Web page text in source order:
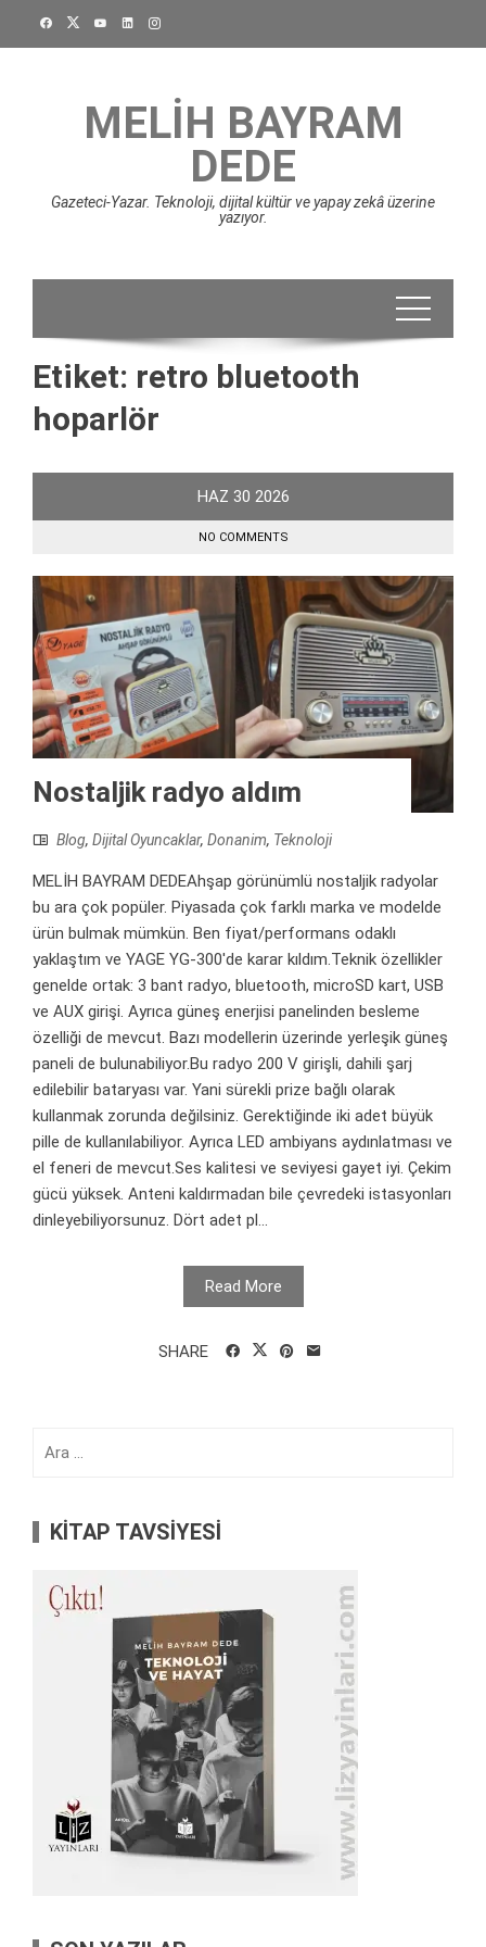
MELIH BAYRAM
DEDE
Gazeteci-Yazar. Teknoloji, dijital kültür ve yapay zekâ üzerine
yazıyor.
Etiket: retro bluetooth
hoparlör
HAZ 30 2026
NO COMMENTS
Nostaljik radyo aldım
Blog, Dijital Oyuncaklar, Donanim, Teknoloji
MELİH BAYRAM DEDEAhşap görünümlü nostaljik radyolar
bu ara çok popüler. Piyasada çok farklı marka ve modelde
ürün bulmak mümkün. Ben fiyat/performans odaklı
yaklaştım ve YAGE YG-300'de karar kıldım.Teknik özellikler
genelde ortak: 3 bant radyo, bluetooth, microSD kart, USB
ve AUX girişi. Ayrıca güneş enerjisi panelinden besleme
özelliği de mevcut. Bazı modellerin üzerinde yerleşik güneş
paneli de bulunabiliyor.Bu radyo 200 V girişli, dahili şarj
edilebilir bataryası var. Yani sürekli prize bağlı olarak
kullanmak zorunda değilsiniz. Gerektiğinde iki adet büyük
pille de kullanılabiliyor. Ayrıca LED ambiyans aydınlatması ve
el feneri de mevcut.Ses kalitesi ve seviyesi gayet iyi. Çekim
gücü yüksek. Anteni kaldırmadan bile çevredeki istasyonları
dinleyebiliyorsunuz. Dört adet pl...
Read More
SHARE
KİTAP TAVSİYESİ